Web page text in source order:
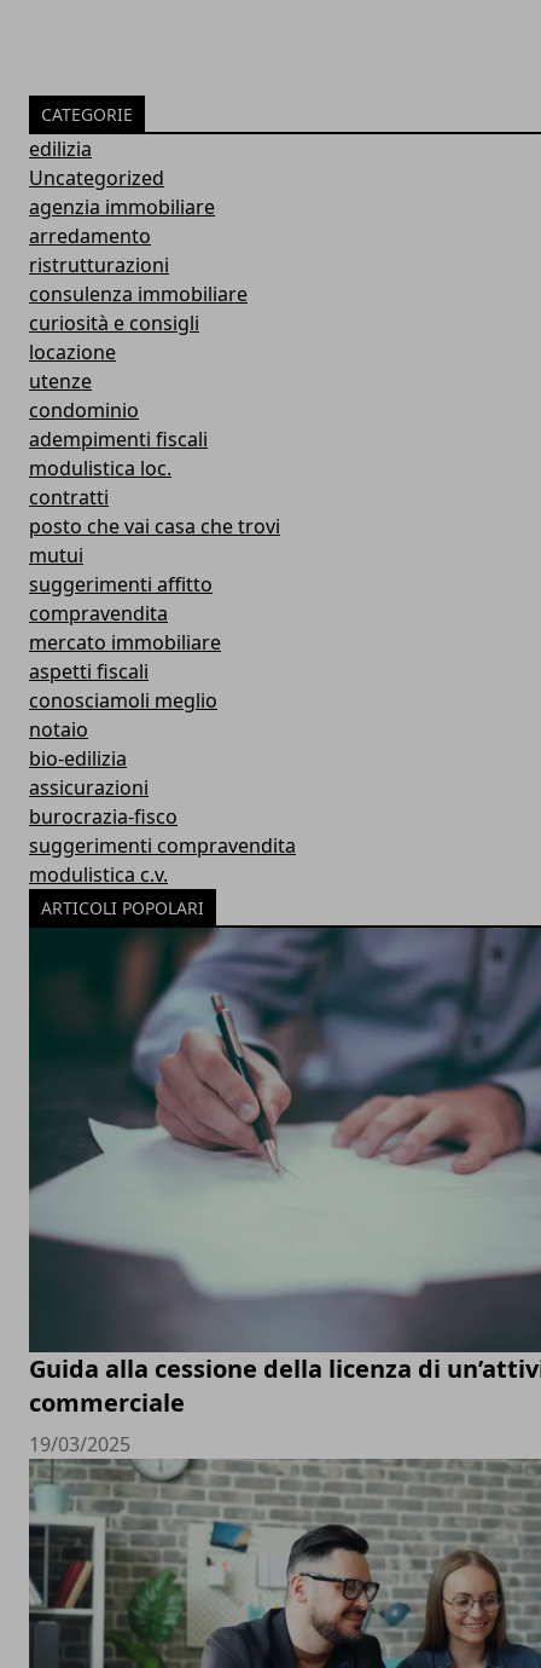
CATEGORIE
edilizia
Uncategorized
agenzia immobiliare
arredamento
ristrutturazioni
consulenza immobiliare
curiosità e consigli
locazione
utenze
condominio
adempimenti fiscali
modulistica loc.
contratti
posto che vai casa che trovi
mutui
suggerimenti affitto
compravendita
mercato immobiliare
aspetti fiscali
conosciamoli meglio
notaio
bio-edilizia
assicurazioni
burocrazia-fisco
suggerimenti compravendita
modulistica c.v.
ARTICOLI POPOLARI
Guida alla cessione della licenza di
commerciale
19/03/2025